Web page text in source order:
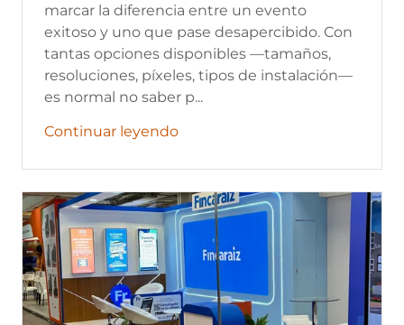
marcar la diferencia entre un evento
exitoso y uno que pase desapercibido. Con
tantas opciones disponibles —tamaños,
resoluciones, píxeles, tipos de instalación—
es normal no saber p...
Continuar leyendo